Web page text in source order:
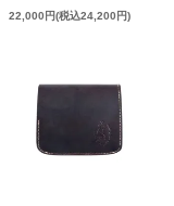
22,000円(税込24,200円)